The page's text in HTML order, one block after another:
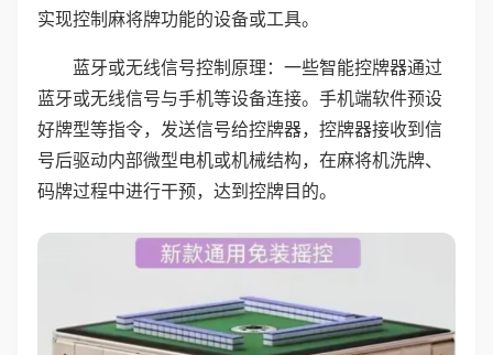
实现控制麻将牌功能的设备或工具。
蓝牙或无线信号控制原理：一些智能控牌器通过
蓝牙或无线信号与手机等设备连接。手机端软件预设
好牌型等指令，发送信号给控牌器，控牌器接收到信
号后驱动内部微型电机或机械结构，在麻将机洗牌、
码牌过程中进行干预，达到控牌目的。